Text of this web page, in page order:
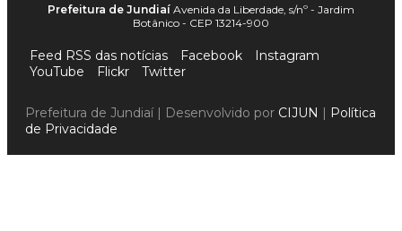
Prefeitura de Jundiaí Avenida da Liberdade, s/nº - Jardim
Botânico - CEP 13214-900
Feed RSS das notícias Facebook
Instagram
YouTube
Flickr Twitter
Prefeitura de Jundiaí | Desenvolvido por CIJUN | Política
de Privacidade